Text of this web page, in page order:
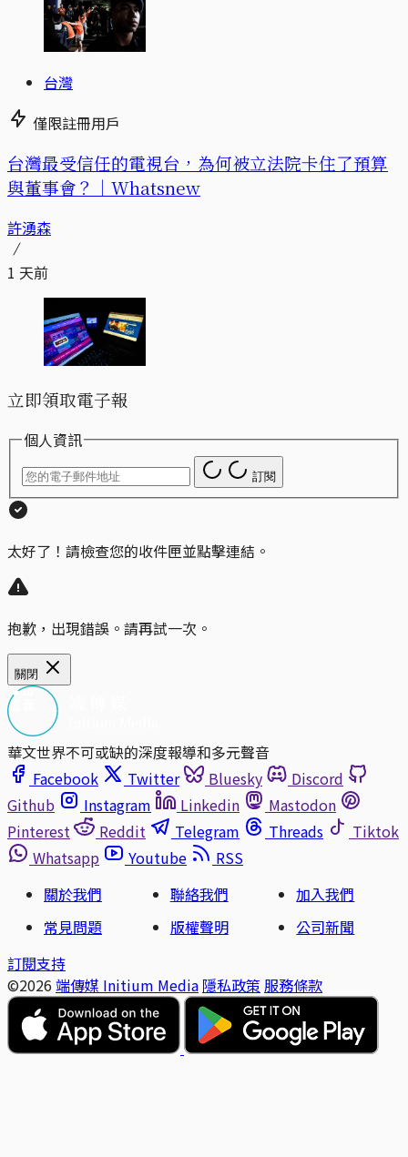
台灣
僅限註冊用戶
台灣最受信任的電視台，為何被立法院卡住了預算
與董事會？｜Whatsnew
許湧森
1 天前
立即領取電子報
個人資訊
訂閱
太好了！請檢查您的收件匣並點擊連結。
抱歉，出現錯誤。請再試一次。
關閉
華文世界不可或缺的深度報導和多元聲音
Facebook
Twitter Bluesky
Discord
Github
Instagram Linkedin
Mastodon
Pinterest
Reddit Telegram Threads
Tiktok
Whatsapp
Youtube
RSS
關於我們
聯絡我們
加入我們
常見問題
版權聲明
公司新聞
訂閱支持
©2026 端傳媒 Initium Media 隱私政策 服務條款